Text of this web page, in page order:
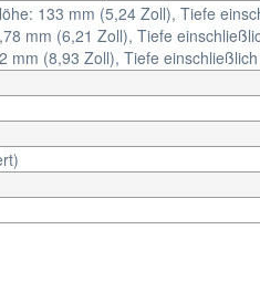
133 mm (5,24 Zoll), Tiefe
mm (6,21 Zoll), Tiefe
mm (8,93 Zoll), Tiefe